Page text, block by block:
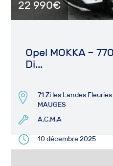
22 990€
Opel MOKKA –
Di...
71 Zi les Landes
MAUGES
A.C.M.A
10 décembre 2025